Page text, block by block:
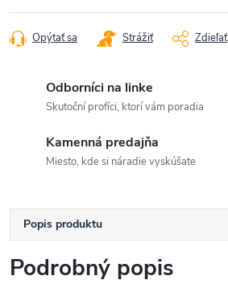
Opýtať sa Strážiť Zdieľať
Odborníci na linke
Skutoční profíci, ktorí vám poradia
Kamenná predajňa
Miesto, kde si náradie vyskúšate
Popis produktu
Podrobný popis